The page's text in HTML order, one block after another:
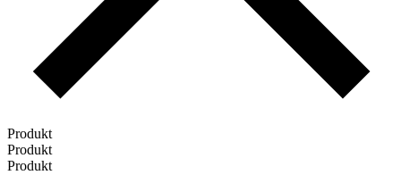
Produkt
Produkt
Produkt